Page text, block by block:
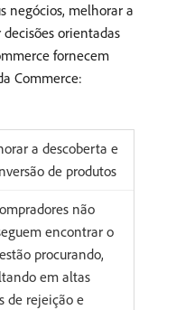
negócios, melhorar a
orientadas
fornecem
Commerce:
a descoberta e
de produtos
não
encontrar o
procurando,
em altas
de rejeição e